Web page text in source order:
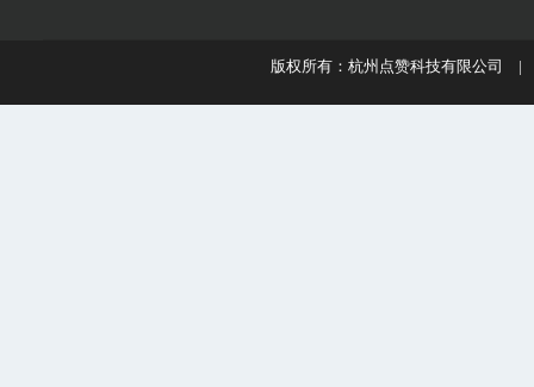
版权所有：杭州点赞科技有限公司